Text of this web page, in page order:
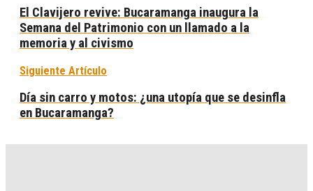
El Clavijero revive: Bucaramanga inaugura la
Semana del Patrimonio con un llamado a la
memoria y al civismo
Siguiente Artículo
Día sin carro y motos: ¿una utopía que se desinfla
en Bucaramanga?